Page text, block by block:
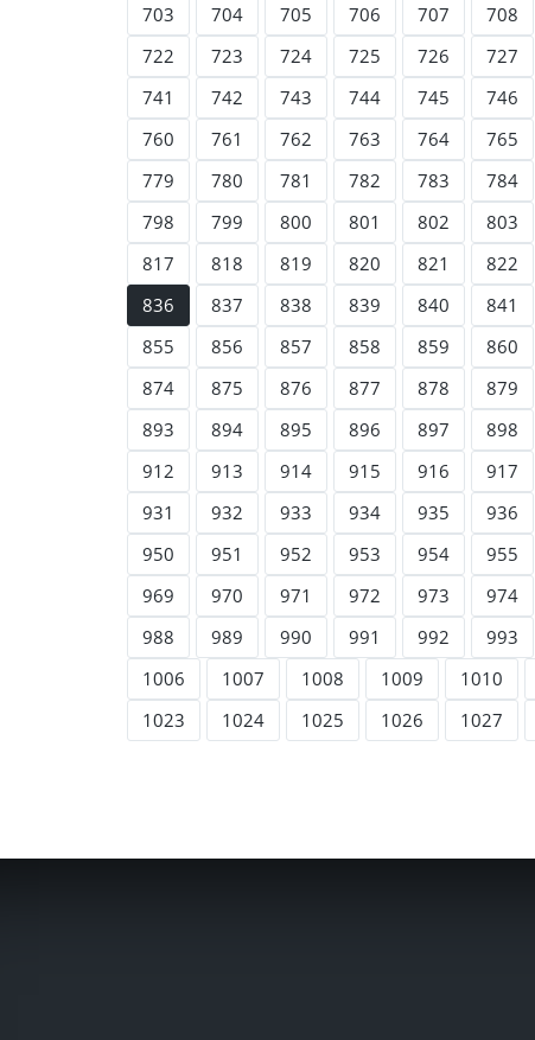
703
704 705 706 707 708
722
723 724 725 726 727
741
742 743 744 745 746
760
761 762 763 764 765
779
780 781 782 783 784
798
799 800 801 802 803
817
818 819 820 821 822
836
837 838 839 840 841
855
856 857 858 859 860
874
875 876 877 878 879
893
894 895 896 897 898
912
913 914 915 916 917
931
932 933 934 935 936
950
951 952 953 954 955
969
970 971 972 973 974
988
989 990 991 992 993
1006
1007 1008 1009 1010
1023
1024 1025 1026 1027